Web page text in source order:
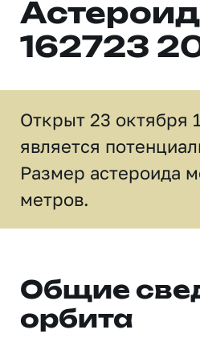
Астероид
162723
Открыт 23 октября
является
Размер астероида
метров.
Общие
орбита